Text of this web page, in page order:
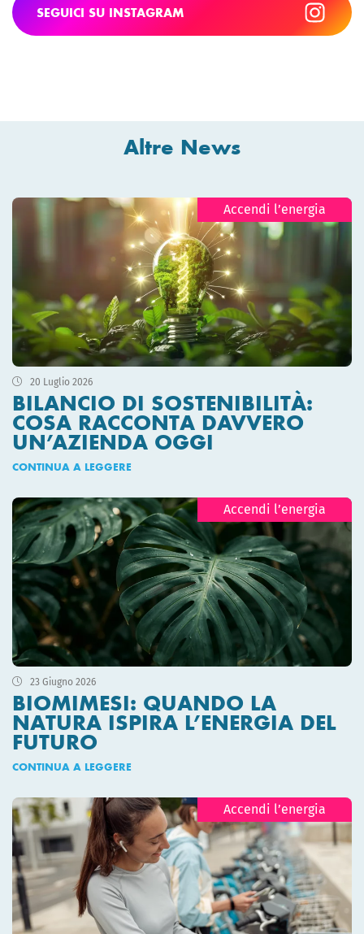
SEGUICI SU INSTAGRAM
Altre News
Accendi l’energia
20 Luglio 2026
BILANCIO DI SOSTENIBILITÀ:
COSA RACCONTA DAVVERO
UN’AZIENDA OGGI
CONTINUA A LEGGERE
Accendi l’energia
23 Giugno 2026
BIOMIMESI: QUANDO LA
NATURA ISPIRA L’ENERGIA DEL
FUTURO
CONTINUA A LEGGERE
Accendi l’energia